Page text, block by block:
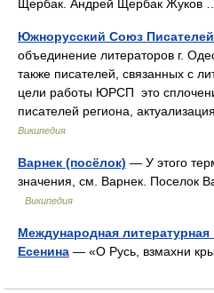
Щербак. Андрей Щербак Жуков
Южнорусский Союз Писателей
объединение литераторов г.
также писателей, связанных с
цели работы ЮРСП это
писателей региона,
Википедия
Варнек (посёлок) — У этого
значения, см. Варнек. Поселок
Википедия
Международная
Есенина — «О Русь, взмахни